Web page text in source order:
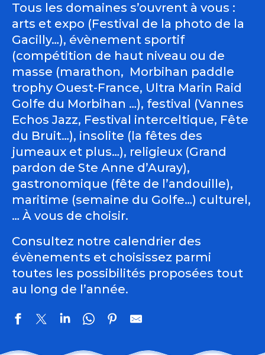
Tous les domaines s’ouvrent à vous :
arts et expo (Festival de la photo de la
Gacilly…), évènement sportif
(compétition de haut niveau ou de
masse (marathon, Morbihan paddle
trophy Ouest-France, Ultra Marin Raid
Golfe du Morbihan …), festival (Vannes
Echos Jazz, Festival interceltique, Fête
du Bruit…), insolite (la fêtes des
jumeaux et plus…), religieux (Grand
pardon de Ste Anne d’Auray),
gastronomique (fête de l’andouille),
maritime (semaine du Golfe…) culturel,
… À vous de choisir.
Consultez notre calendrier des
évènements et choisissez parmi
toutes les possibilités proposées tout
au long de l’année.